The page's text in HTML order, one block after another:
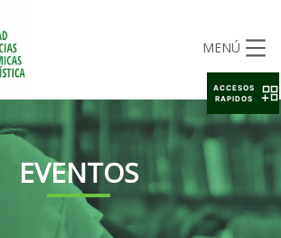
MENÚ
EVENTOS
ACCESOS
RAPIDOS